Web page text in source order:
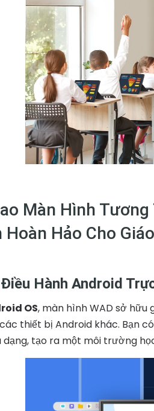
Màn Hình
Hoàn Hảo Cho
Hành Android
OS, màn hình WAD sở hữu
thiết bị Android khác. Bạn
dạng, tạo ra một môi trường